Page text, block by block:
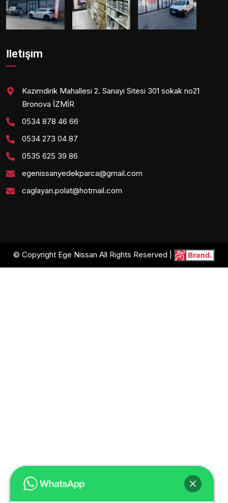
İletişim
Kazımdirik Mahallesi 2. Sanayi Sitesi 301 sokak no21
Bronova İZMİR
0534 878 46 66
0534 273 04 87
0535 625 39 86
egenissanyedekparca@gmail.com
caglayan.polat@hotmail.com
© Copyright Ege Nissan All Rights Reserved |